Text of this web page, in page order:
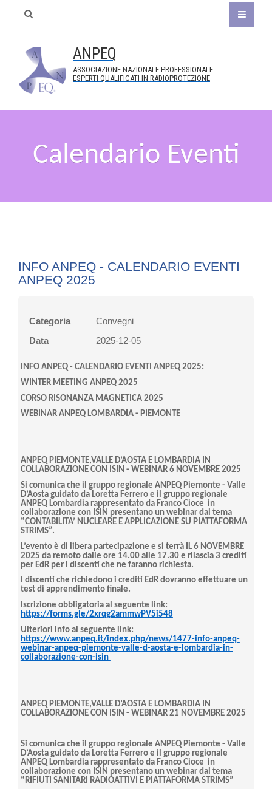
ANPEQ
ASSOCIAZIONE NAZIONALE PROFESSIONALE
ESPERTI QUALIFICATI IN RADIOPROTEZIONE
Calendario Eventi
INFO ANPEQ - CALENDARIO EVENTI
ANPEQ 2025
Categoria
Convegni
Data
2025-12-05
INFO ANPEQ - CALENDARIO EVENTI ANPEQ 2025:
WINTER MEETING ANPEQ 2025
CORSO RISONANZA MAGNETICA 2025
WEBINAR ANPEQ LOMBARDIA - PIEMONTE
ANPEQ PIEMONTE,VALLED’AOSTA E LOMBARDIA IN
COLLABORAZIONE CON ISIN - WEBINAR 6 NOVEMBRE 2025
Si comunica che il gruppo regionale ANPEQ Piemonte - Valle
D’Aosta guidato da Loretta Ferrero e il gruppo regionale
ANPEQ Lombardia rappresentato da Franco Cioce in
collaborazione con ISIN presentano un webinar dal tema
“CONTABILITA’ NUCLEARE E APPLICAZIONE SU PIATTAFORMA
STRIMS”.
L’evento è di libera partecipazione e si terrà IL 6 NOVEMBRE
2025 da remoto dalle ore 14.00 alle 17.30 e rilascia 3 crediti
per EdRper i discenti che ne faranno richiesta.
I discenti che richiedono i crediti EdRdovranno effettuare un
test di apprendimento finale.
Iscrizione obbligatoria al seguente link:
https://forms.gle/2xrqg2ammwPV5i548
Ulteriori info al seguente link:
https://www.anpeq.it/index.php/news/1477-info-anpeq-
webinar-anpeq-piemonte-valle-d-aosta-e-lombardia-in-
collaborazione-con-isin
ANPEQ PIEMONTE,VALLED’AOSTA E LOMBARDIA IN
COLLABORAZIONE CON ISIN - WEBINAR 21 NOVEMBRE 2025
Si comunica che il gruppo regionale ANPEQ Piemonte - Valle
D’Aosta guidato da Loretta Ferrero e il gruppo regionale
ANPEQ Lombardia rappresentato da Franco Cioce in
collaborazione con ISIN presentano un webinar dal tema
“ RIFIUTI SANITARI RADIOATTIVI E PIATTAFORMA STRIMS”